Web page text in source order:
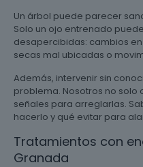
Un árbol puede parecer
Solo un ojo entrenado
desapercibidas: cambios
secas mal ubicadas o
Además, intervenir sin
problema. Nosotros no
señales para arreglarlas.
hacerlo y qué evitar para
Tratamientos con
Granada